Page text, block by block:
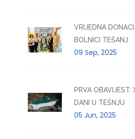
VRIJEDNA
BOLNICI TEŠANJ
09 Sep, 2025
PRVA OBAVIJEST:
DANI U TEŠNJU
05 Jun, 2025